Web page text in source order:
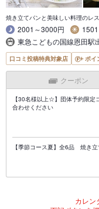
焼き立てパンと美味しい料理のレ
2001～3000円
東急こどもの国線恩田駅
口コミ投稿特典対象店 ポイ
クーポン
【30名様以上☆】団体予約限
合わせください
【季節コース夏】全6品 焼き
カレン